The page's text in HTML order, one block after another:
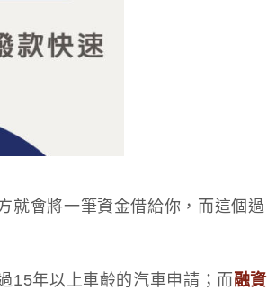
就會將一筆資金借給你，而這個過
15年以上車齡的汽車申請；而融資